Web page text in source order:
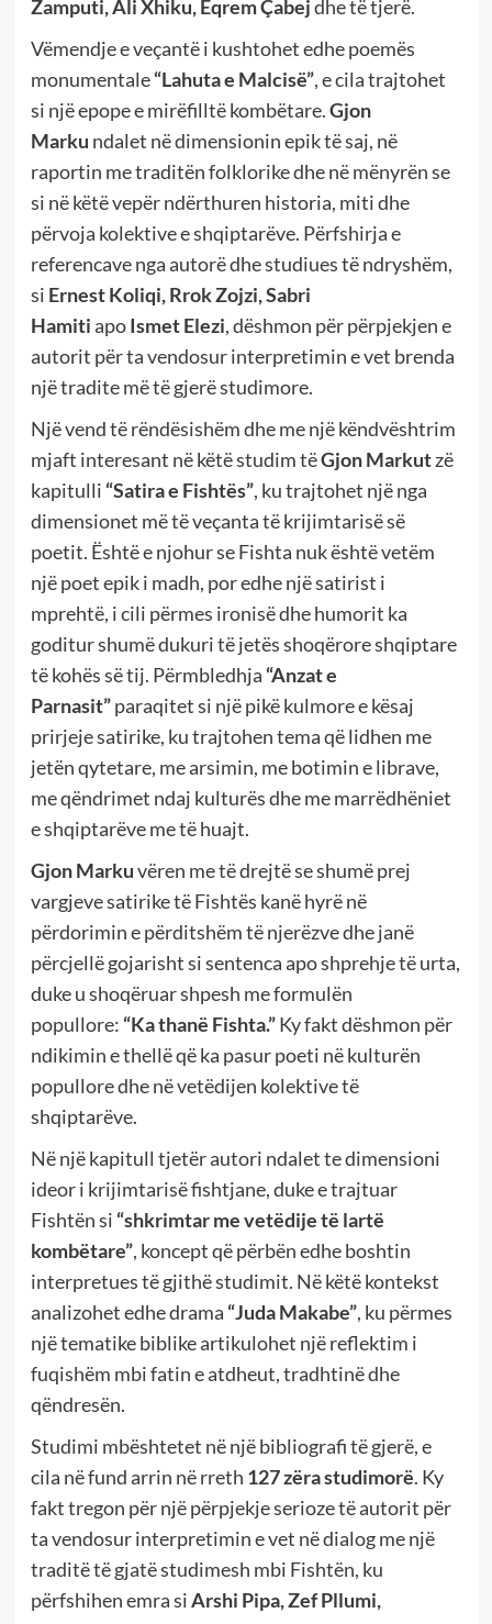
Zamputi, Ali Xhiku, Eqrem Çabejdhe të tjerë.
Vëmendje e veçantë i kushtohet edhe poemës
monumentale“Lahuta e Malcisë”, e cila trajtohet
si një epope e mirëfilltë kombëtare.Gjon
Marku ndalet në dimensionin epik të saj, në
raportin me traditën folklorike dhe në mënyrën se
si në këtë vepër ndërthuren historia, miti dhe
përvoja kolektive e shqiptarëve. Përfshirja e
referencave nga autorë dhe studiues të ndryshëm,
si Ernest Koliqi, Rrok Zojzi, Sabri
HamitiapoIsmet Elezi, dëshmon për përpjekjen e
autorit për ta vendosur interpretimin e vet brenda
një tradite më të gjerë studimore.
Një vend të rëndësishëm dhe me një këndvështrim
mjaft interesant në këtë studim tëGjon Markutzë
kapitulli “Satira e Fishtës”, ku trajtohet një nga
dimensionet më të veçanta të krijimtarisë së
poetit. Është e njohur se Fishta nuk është vetëm
një poet epik i madh, por edhe një satirist i
mprehtë, i cili përmes ironisë dhe humorit ka
goditur shumë dukuri të jetës shoqërore shqiptare
të kohës së tij. Përmbledhja “Anzat e
Parnasit”paraqitet si një pikë kulmore e kësaj
prirjeje satirike, ku trajtohen tema që lidhen me
jetën qytetare, me arsimin, me botimin e librave,
me qëndrimet ndaj kulturës dhe me marrëdhëniet
e shqiptarëve me të huajt.
Gjon Markuvëren me të drejtë se shumë prej
vargjeve satirike të Fishtës kanë hyrë në
përdorimin e përditshëm të njerëzve dhe janë
përcjellë gojarisht si sentenca apo shprehje të urta,
duke u shoqëruar shpesh me formulën
popullore: “Ka thanë Fishta.”Ky fakt dëshmon për
ndikimin e thellë që ka pasur poeti në kulturën
popullore dhe në vetëdijen kolektive të
shqiptarëve.
Në një kapitull tjetër autori ndalet te dimensioni
ideor i krijimtarisë fishtjane, duke e trajtuar
Fishtën si “shkrimtar me vetëdije të lartë
kombëtare”, koncept që përbën edhe boshtin
interpretues të gjithë studimit. Në këtë kontekst
analizohet edhe drama “Juda Makabe”, ku përmes
një tematike biblike artikulohet një reflektim i
fuqishëm mbi fatin e atdheut, tradhtinë dhe
qëndresën.
Studimi mbështetet në një bibliografi të gjerë, e
cila në fund arrin në rreth 127 zëra studimorë. Ky
fakt tregon për një përpjekje serioze të autorit për
ta vendosur interpretimin e vet në dialog me një
traditë të gjatë studimesh mbi Fishtën, ku
përfshihen emra siArshi Pipa, Zef Pllumi,